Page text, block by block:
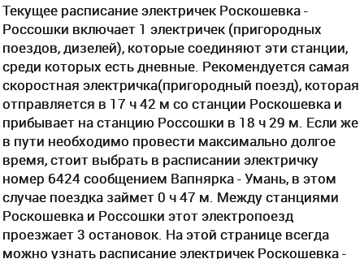
Текущее расписание электричек Роскошевка -
Россошки включает 1 электричек (пригородных
поездов, дизелей), которые соединяют эти станции,
среди которых есть дневные. Рекомендуется самая
скоростная электричка(пригородный поезд), которая
отправляется в 17 ч 42 м со станции Роскошевка и
прибывает на станцию Россошки в 18 ч 29 м. Если же
в пути необходимо провести максимально долгое
время, стоит выбрать в расписании электричку
номер 6424 сообщением Вапнярка - Умань, в этом
случае поездка займет 0 ч 47 м. Между станциями
Роскошевка и Россошки этот электропоезд
проезжает 3 остановок. На этой странице всегда
можно узнать расписание электричек Роскошевка -